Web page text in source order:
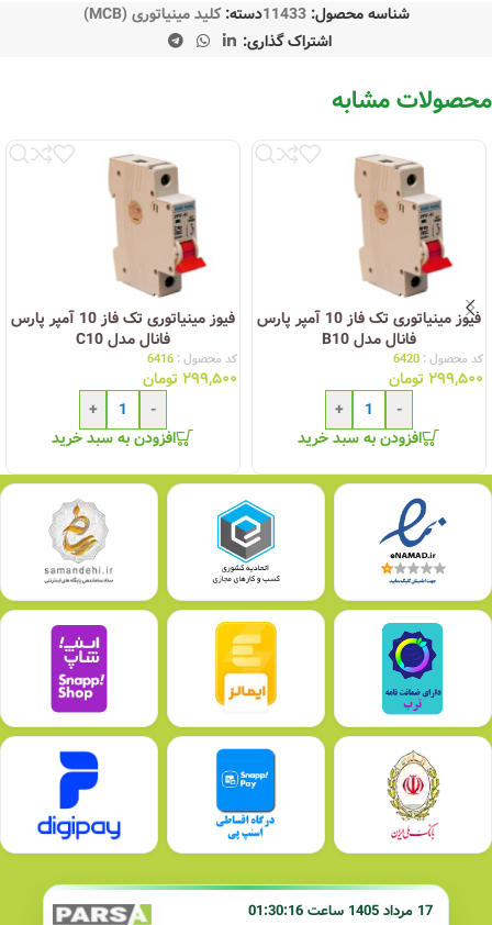
شناسه محصول:11433دسته: کلید مینیاتوری (MCB)
اشتراک گذاری:
محصولات مشابه
فیوز مینیاتوری تک فاز 10 آمپر پارس
فانال مدل B10
کد محصول : 6420
۲۹۹,۵۰۰ تومان
-
+
افزودن به سبد خرید
فیوز مینیاتوری تک فاز 10 آمپر پارس
فانال مدل C10
کد محصول : 6416
۲۹۹,۵۰۰ تومان
-
+
افزودن به سبد خرید
17 مرداد 1405 ساعت 01:30:16